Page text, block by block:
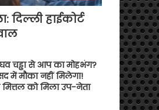
दिल्ली हाईकोर्ट
चड्ढा से आप का मोहभंग?
में मौका नहीं मिलेगा!
को मिला उप-नेता